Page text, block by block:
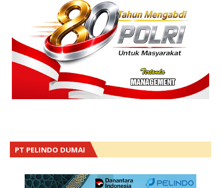
PT PELINDO DUMAI